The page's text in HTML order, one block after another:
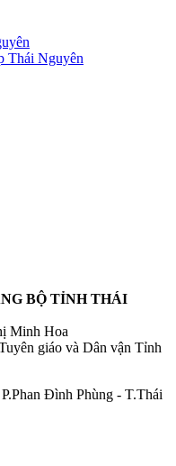
Thái Nguyên
BỘ TỈNH THÁI
Minh Hoa
giáo và Dân vận Tỉnh
Đình Phùng - T.Thái